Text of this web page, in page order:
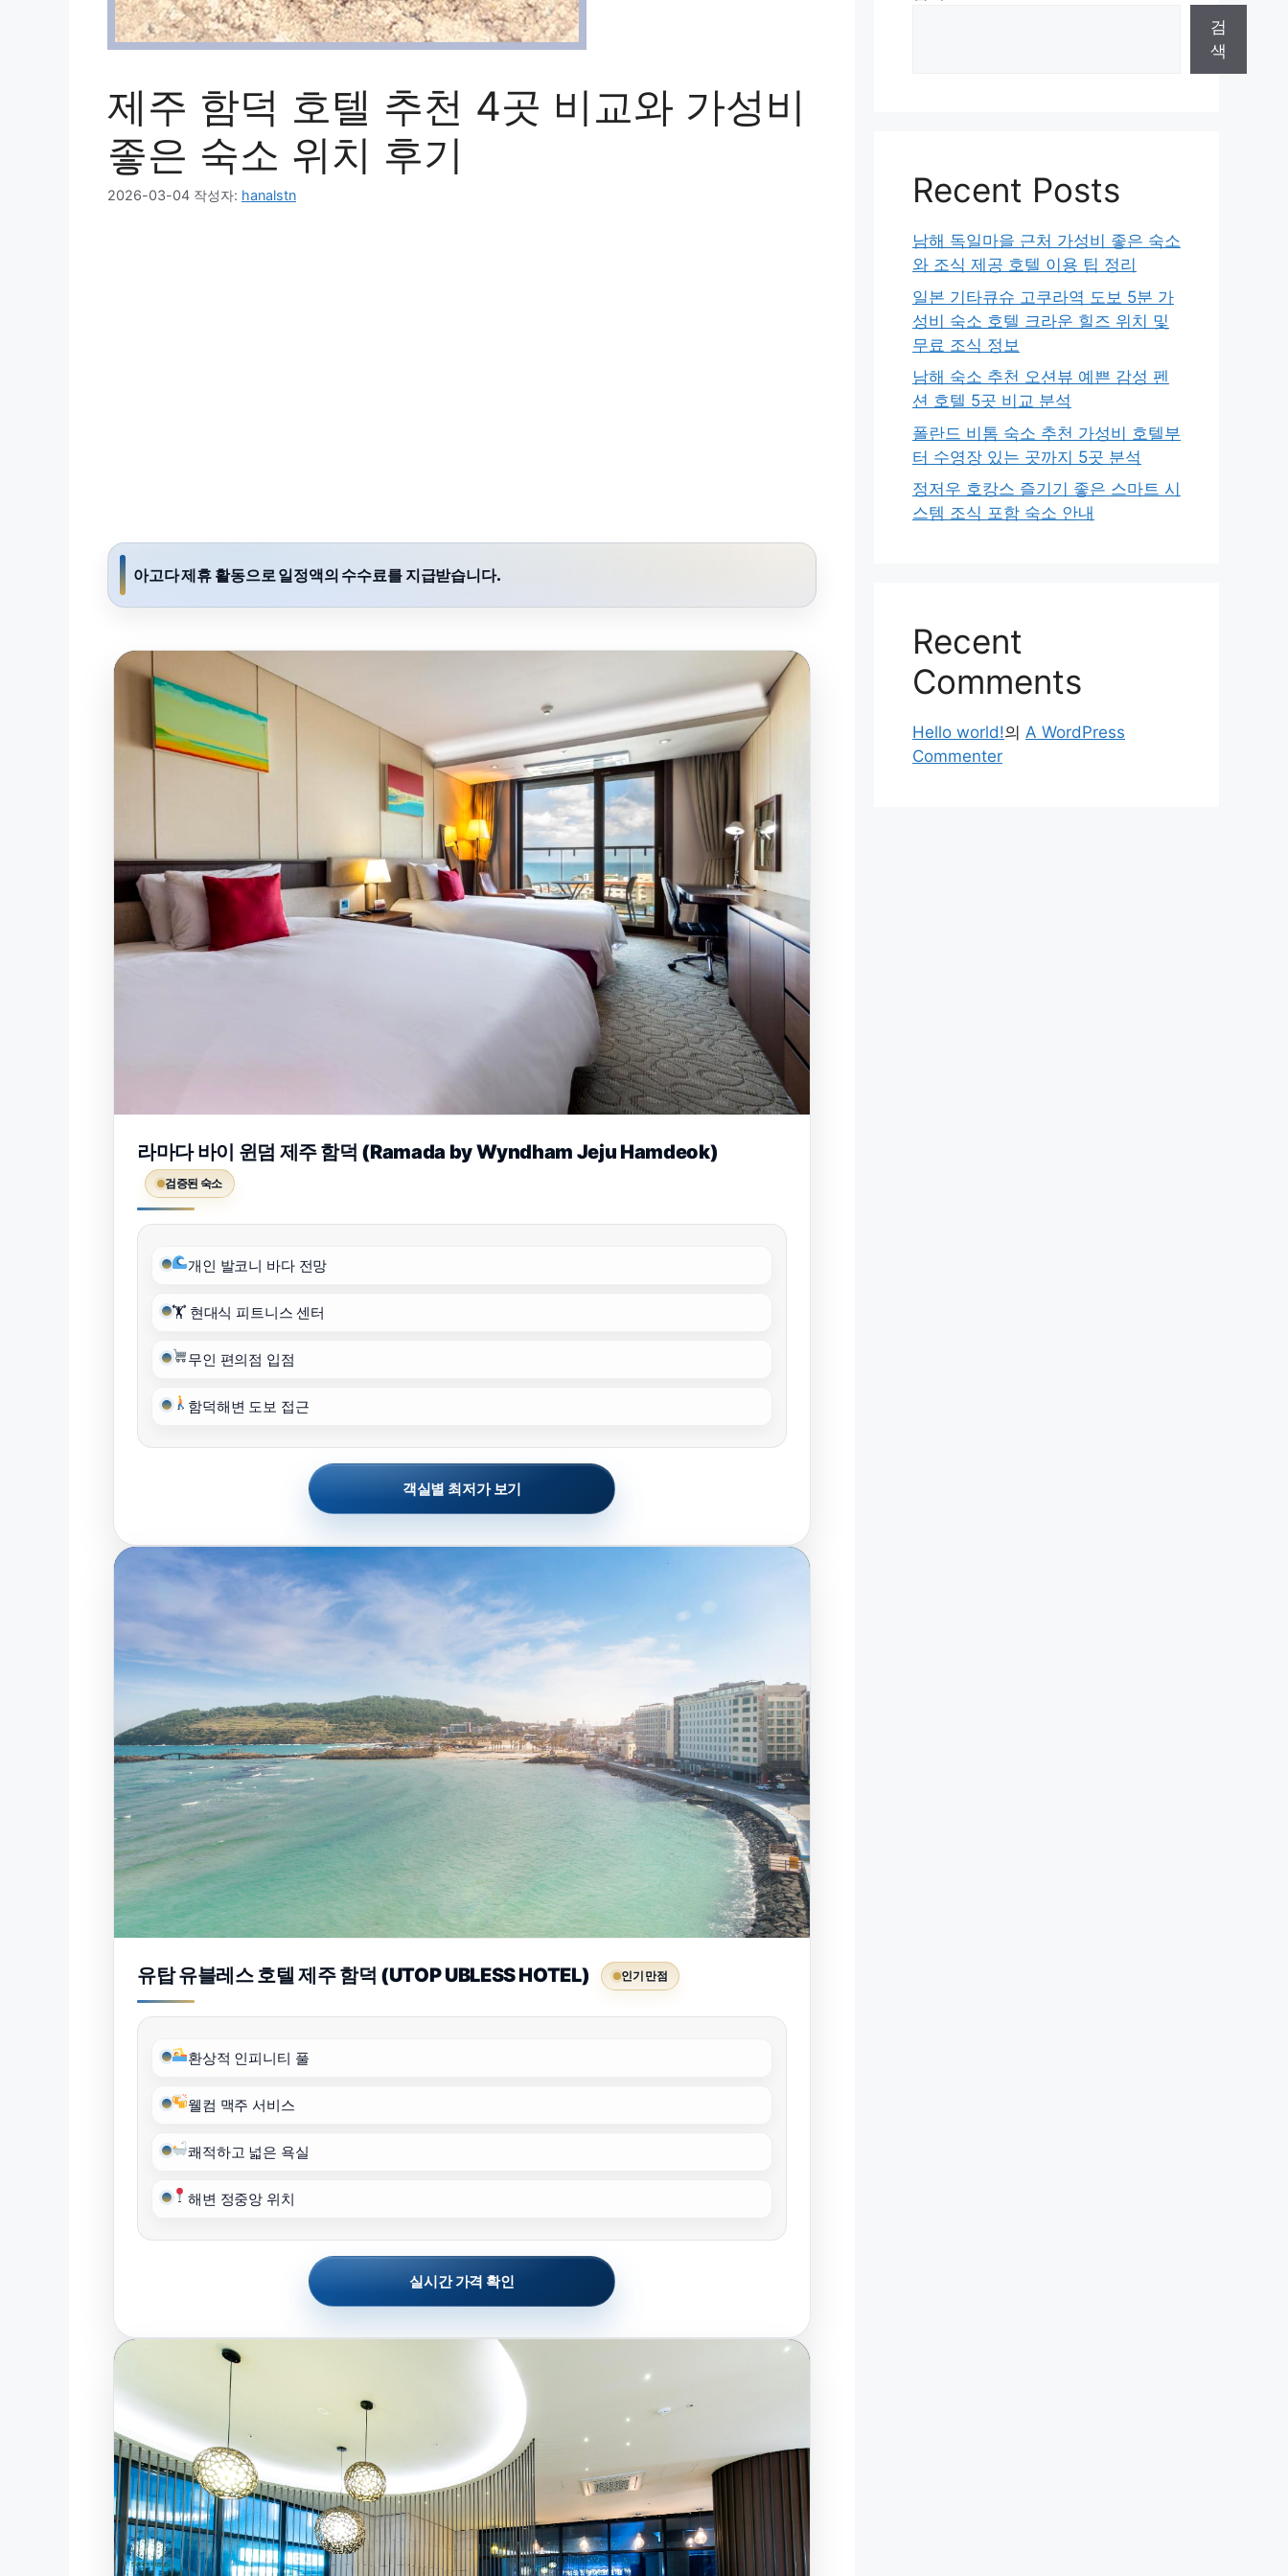
제주 함덕 호텔 추천 4곳 비교와 가성비
좋은 숙소 위치 후기
2026-03-04 작성자: hanalstn
아고다 제휴 활동으로 일정액의 수수료를 지급받습니다.
라마다 바이 윈덤 제주 함덕 (Ramada by Wyndham Jeju Hamdeok)
검증된 숙소
개인 발코니 바다 전망
🏋️ 현대식 피트니스 센터
무인 편의점 입점
함덕해변 도보 접근
객실별 최저가 보기
유탑 유블레스 호텔 제주 함덕 (UTOP UBLESS HOTEL) 인기 만점
환상적 인피니티 풀
웰컴 맥주 서비스
쾌적하고 넓은 욕실
해변 정중앙 위치
실시간 가격 확인
검
색
Recent Posts
남해 독일마을 근처 가성비 좋은 숙소
와 조식 제공 호텔 이용 팁 정리
일본 기타큐슈 고쿠라역 도보 5분 가
성비 숙소 호텔 크라운 힐즈 위치 및
무료 조식 정보
남해 숙소 추천 오션뷰 예쁜 감성 펜
션 호텔 5곳 비교 분석
폴란드 비톰 숙소 추천 가성비 호텔부
터 수영장 있는 곳까지 5곳 분석
정저우 호캉스 즐기기 좋은 스마트 시
스템 조식 포함 숙소 안내
Recent
Comments
Hello world!의 A WordPress
Commenter